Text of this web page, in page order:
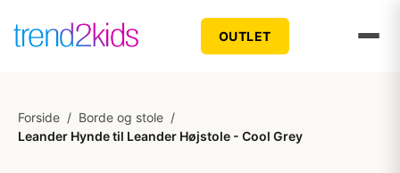
OUTLET
Forside / Borde og stole /
Leander Hynde til Leander Højstole - Cool Grey